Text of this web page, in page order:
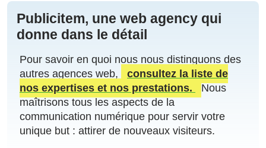
Publicitem, une web agency qui
donne dans le détail
Pour savoir en quoi nous nous distinguons des
autres agences web,
consultez la liste de
nos expertises et nos prestations.
Nous
maîtrisons tous les aspects de la
communication numérique pour servir votre
unique but : attirer de nouveaux visiteurs.